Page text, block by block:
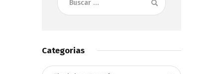
Categorias
Categorias